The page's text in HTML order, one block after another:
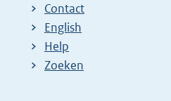
Contact
English
Help
Zoeken